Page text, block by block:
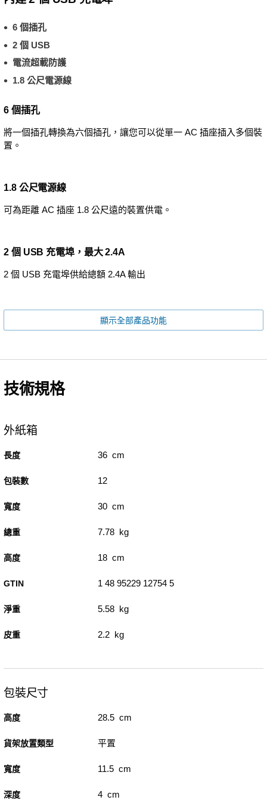
6 個插孔
2 個 USB
電流超載防護
1.8 公尺電源線
6 個插孔
將一個插孔轉換為六個插孔，讓您可以從單一 AC 插座插入多個裝
置。
1.8 公尺電源線
可為距離 AC 插座 1.8 公尺遠的裝置供電。
2 個 USB 充電埠，最大 2.4A
2 個 USB 充電埠供給總額 2.4A 輸出
顯示全部產品功能
技術規格
外紙箱
長度 36 cm
包裝數 12
寬度 30 cm
總重 7.78 kg
高度 18 cm
GTIN 1 48 95229 12754 5
淨重 5.58 kg
皮重 2.2 kg
包裝尺寸
高度 28.5 cm
貨架放置類型 平置
寬度 11.5 cm
深度 4 cm